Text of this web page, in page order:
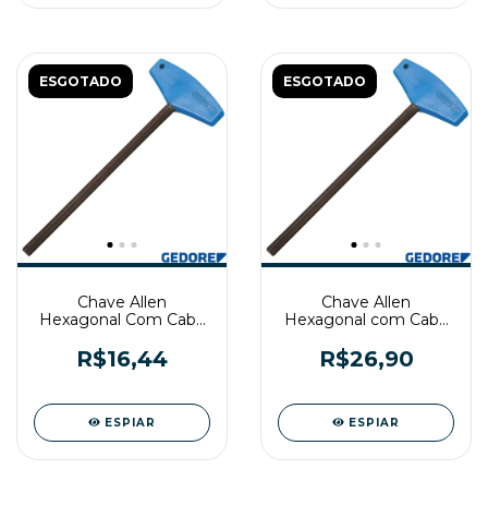
ESGOTADO
Chave Allen
Hexagonal Com Cabo
R$16,44
ESPIAR
ESGOTADO
Chave Allen
Hexagonal com Cabo
R$26,90
ESPIAR